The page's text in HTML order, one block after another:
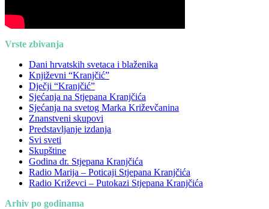
Vrste zbivanja
Dani hrvatskih svetaca i blaženika
Književni “Kranjčić”
Dječji “Kranjčić”
Sjećanja na Stjepana Kranjčića
Sjećanja na svetog Marka Križevčanina
Znanstveni skupovi
Predstavljanje izdanja
Svi sveti
Skupštine
Godina dr. Stjepana Kranjčića
Radio Marija – Poticaji Stjepana Kranjčića
Radio Križevci – Putokazi Stjepana Kranjčića
Arhiv po godinama